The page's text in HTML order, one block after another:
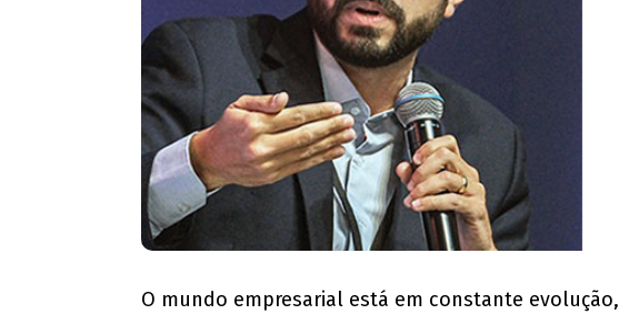
O mundo empresarial está em constante